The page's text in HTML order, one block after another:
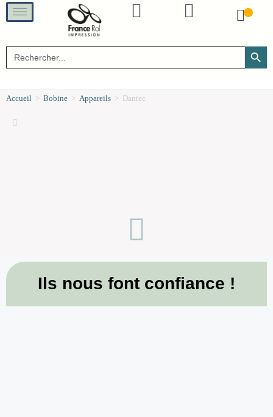
Search
for:
SEARCH
Accueil > Bobine > Appareils > Dantec
Ils nous font confiance !